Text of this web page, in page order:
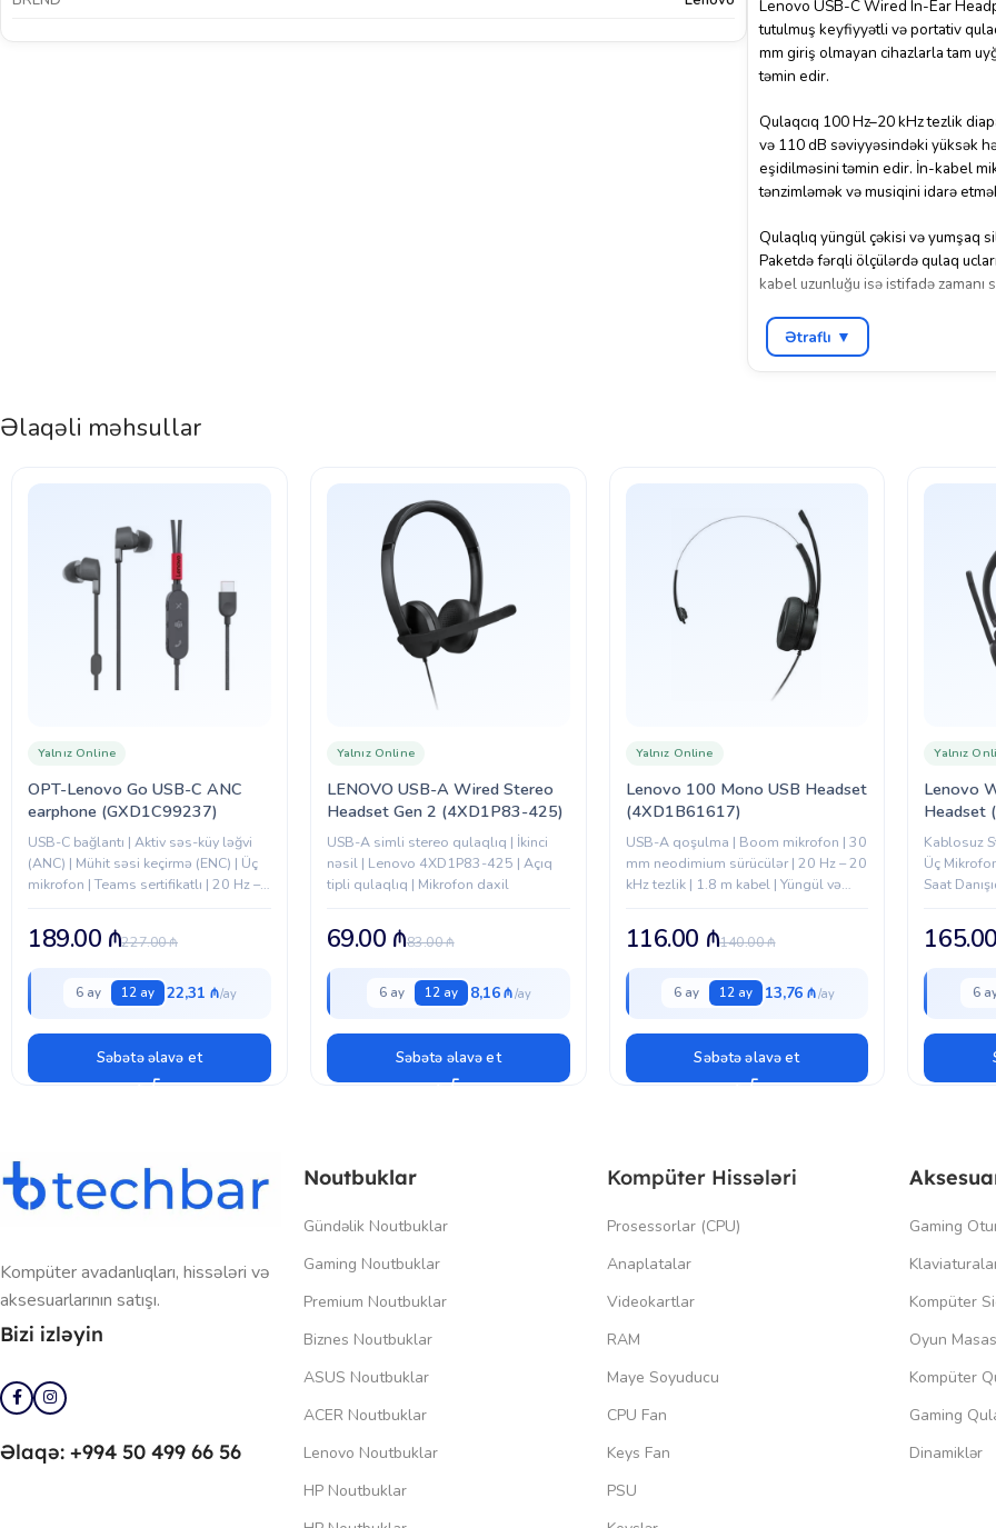
Lenovo USB-C Wired In-Ear
tutulmuş keyfiyyətli və portativ
mm giriş olmayan cihazlarla tam
təmin edir.
Qulaqcıq 100 Hz–20 kHz tezlik
və 110 dB səviyyəsindəki yüksək
eşidilməsini təmin edir. İn-kabel
tənzimləmək və musiqini idarə
Qulaqlıq yüngül çəkisi və yumşaq
Paketdə fərqli ölçülərdə qulaq
kabel uzunluğu isə istifadə zamanı
Lenovo USB-C In-Ear
funksional və müasir bir seçimdir
Ətraflı ▼
Əlaqəli məhsullar
OPT-Lenovo Go USB-C ANC
earphone (GXD1C99237)
Yalnız Online
USB-C bağlantı | Aktiv səs-küy ləğvi
(ANC) | Mühit səsi keçirmə (ENC) | Üç
mikrofon | Teams sertifikatlı | 20 Hz –
227.00₼
189.00 ₼
6 ay 12 ay 22,31 ₼
Səbətə əlavə et
LENOVO USB-A Wired Stereo
Headset Gen 2 (4XD1P83-425)
Yalnız Online
USB-A simli stereo qulaqlıq | İkinci
nəsil | Lenovo 4XD1P83-425 | Açıq
tipli qulaqlıq | Mikrofon daxil
83.00₼
69.00 ₼
6 ay 12 ay 8,16 ₼
Səbətə əlavə et
Lenovo 100 Mono USB Headset
(4XD1B61617)
Yalnız Online
USB-A qoşulma | Boom mikrofon | 30
mm neodimium sürücülər | 20 Hz – 20
kHz tezlik | 1.8 m kabel | Yüngül və
140.00₼
116.00 ₼
6 ay 12 ay 13,76 ₼
Səbətə əlavə et
Lenovo
Headset
Yalnız
Kablosuz
Üç
Saat
165.00
6
Kompüter avadanlıqları, hissələri və
aksesuarlarının satışı.
Bizi izləyin
Əlaqə: +994 50 499 66 56
Noutbuklar
Gündəlik Noutbuklar
Gaming Noutbuklar
Premium Noutbuklar
Biznes Noutbuklar
ASUS Noutbuklar
ACER Noutbuklar
Lenovo Noutbuklar
HP Noutbuklar
Kompüter Hissələri
Prosessorlar (CPU)
Anaplatalar
Videokartlar
RAM
Maye Soyuducu
CPU Fan
Keys Fan
PSU
Gaming
Kompüter
Oyun
Kompüter
Gaming
Dinamiklər